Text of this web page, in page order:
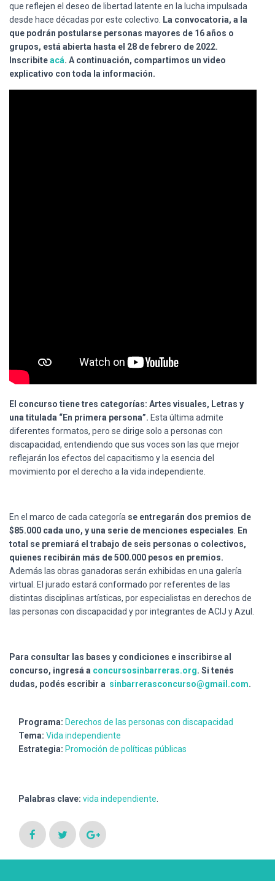
que reflejen el deseo de libertad latente en la lucha impulsada
desde hace décadas por este colectivo.
La convocatoria, a la
que podrán postularse personas mayores de 16 años o
grupos, está abierta hasta el 28 de febrero de 2022.
Inscribiteacá. A continuación, compartimos un video
explicativo con toda la información.
El concurso tiene tres categorías: Artes visuales, Letras y
una titulada “En primera persona”. Esta última admite
diferentes formatos, pero se dirige solo a personas con
discapacidad, entendiendo que sus voces son las que mejor
reflejarán los efectos del capacitismo y la esencia del
movimiento por el derecho a la vida independiente.
En el marco de cada categoría se entregarán dos premios de
$85.000 cada uno, y una serie de menciones especiales
En
total se premiará el trabajo de seis personas o colectivos,
quienes recibirán más de 500.000 pesos en premios.
Además las obras ganadoras serán exhibidas en una galería
virtual. El jurado estará conformado por referentes de las
distintas disciplinas artísticas, por especialistas en derechos de
las personas con discapacidad y por integrantes de ACIJ y Azul.
Para consultar las bases y condiciones e inscribirse al
concurso, ingresá a concursosinbarreras.org. Si tenés
dudas, podés escribir a sinbarrerasconcurso@gmail.com.
Programa: Derechos de las personas con discapacidad
Tema: Vida independiente
Estrategia: Promoción de políticas públicas
Palabras clave: vida independiente